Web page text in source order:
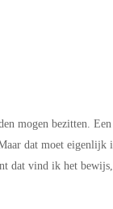
mogen bezitten.
dat moet eigenlijk
dat vind ik het